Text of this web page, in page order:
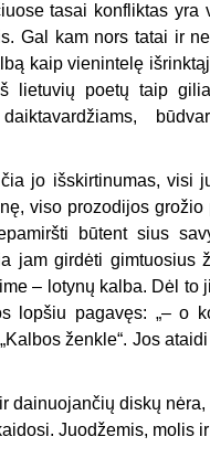
tasai konfliktas yra
Gal kam nors tatai ir
kaip vienintelę
lietuvių poetų taip
jo išskirtinumas,
viso prozodijos
būtent sius
jam girdėti gimtuosius
– lotynų kalba. Dėl
lopšiu pagavęs: „– o
ženkle“. Jos
dainuojančių diskų nėra,
Juodžemis, molis